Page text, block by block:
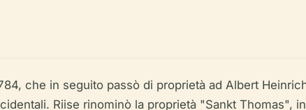
che in seguito passò di proprietà ad Albert
Riise rinominò la proprietà "Sankt Thomas",